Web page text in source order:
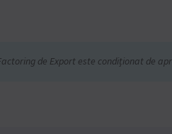
de Export este condiționat de